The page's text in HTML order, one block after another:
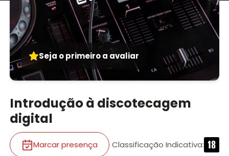
Seja o primeiro a avaliar
Introdução à discotecagem
digital
Marcar presença Classificação Indicativa: